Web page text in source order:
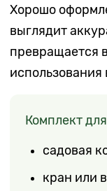
Хорошо
выглядит
превращается
использования
Комплект
садовая
кран или